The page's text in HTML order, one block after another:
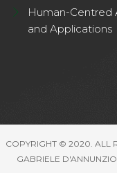
Human-Centred
and Applications
COPYRIGHT © 2020. ALL
GABRIELE